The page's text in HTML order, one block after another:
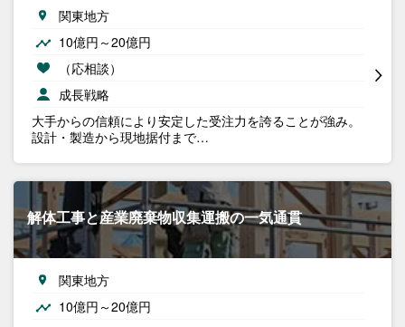
関東地方
10億円～20億円
（応相談）
成長戦略
大手からの信頼により安定した受注力を誇ることが強み。
設計・製造から現地据付まで…
解体工事と産業廃棄物収集運搬の一気通貫
関東地方
10億円～20億円